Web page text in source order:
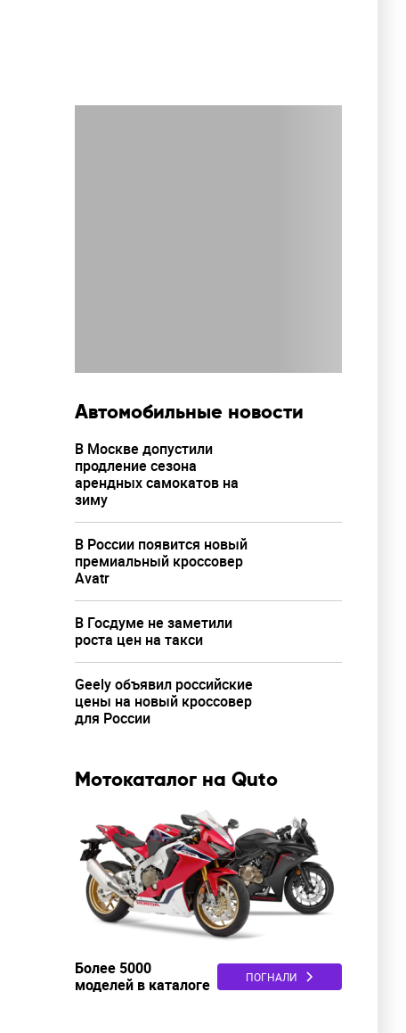
Автомобильные новости
В Москве допустили
продление сезона
арендных самокатов на
зиму
В России появится новый
премиальный кроссовер
Avatr
В Госдуме не заметили
роста цен на такси
Geely объявил российские
цены на новый кроссовер
для России
Мотокаталог на Quto
Более 5000
моделей в каталоге
ПОГНАЛИ